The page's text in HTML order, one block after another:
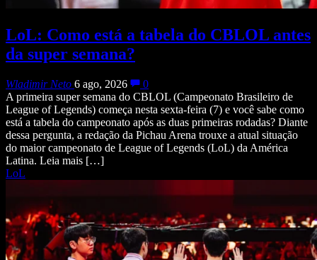
LoL: Como está a tabela do CBLOL antes
da super semana?
Wladimir Neto 6 ago, 2026
0
A primeira super semana do CBLOL (Campeonato Brasileiro de
League of Legends) começa nesta sexta-feira (7) e você sabe como
está a tabela do campeonato após as duas primeiras rodadas? Diante
dessa pergunta, a redação da Pichau Arena trouxe a atual situação
do maior campeonato de League of Legends (LoL) da América
Latina. Leia mais […]
LoL